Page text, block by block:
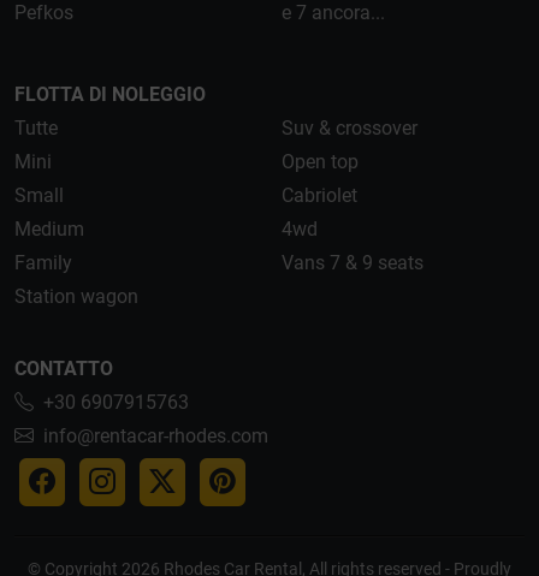
Pefkos
e 7 ancora...
FLOTTA DI NOLEGGIO
Tutte
Mini
Small
Medium
Family
Station wagon
Suv & crossover
Open top
Cabriolet
4wd
Vans 7 & 9 seats
CONTATTO
+30 6907915763
info@rentacar-rhodes.com
© Copyright 2026 Rhodes Car Rental, All rights reserved - Proudly